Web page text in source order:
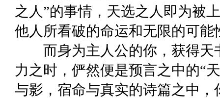
之人”的事情，天选之人即为被
他人所看破的命运和无限的可
而身为主人公的你，获得天
力之时，俨然便是预言之中的“
与影，宿命与真实的诗篇之中